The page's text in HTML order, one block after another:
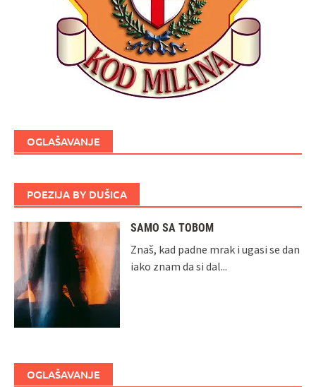
OGLAŠAVANJE
POEZIJA BY DUŠICA
SAMO SA TOBOM
Znaš, kad padne mrak i ugasi se dan
iako znam da si dal...
OGLAŠAVANJE